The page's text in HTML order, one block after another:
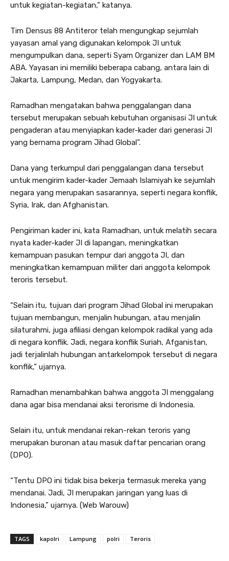
untuk kegiatan-kegiatan,” katanya.
Tim Densus 88 Antiteror telah mengungkap sejumlah
yayasan amal yang digunakan kelompok JI untuk
mengumpulkan dana, seperti Syam Organizer dan LAM BM
ABA. Yayasan ini memiliki beberapa cabang, antara lain di
Jakarta, Lampung, Medan, dan Yogyakarta.
Ramadhan mengatakan bahwa penggalangan dana
tersebut merupakan sebuah kebutuhan organisasi JI untuk
pengaderan atau menyiapkan kader-kader dari generasi JI
yang bernama program Jihad Global”.
Dana yang terkumpul dari penggalangan dana tersebut
untuk mengirim kader-kader Jemaah Islamiyah ke sejumlah
negara yang merupakan sasarannya, seperti negara konflik,
Syria, Irak, dan Afghanistan.
Pengiriman kader ini, kata Ramadhan, untuk melatih secara
nyata kader-kader JI di lapangan, meningkatkan
kemampuan pasukan tempur dari anggota JI, dan
meningkatkan kemampuan militer dari anggota kelompok
teroris tersebut.
“Selain itu, tujuan dari program Jihad Global ini merupakan
tujuan membangun, menjalin hubungan, atau menjalin
silaturahmi, juga afiliasi dengan kelompok radikal yang ada
di negara konflik. Jadi, negara konflik Suriah, Afganistan,
jadi terjalinlah hubungan antarkelompok tersebut di negara
konflik,” ujarnya.
Ramadhan menambahkan bahwa anggota JI menggalang
dana agar bisa mendanai aksi terorisme di Indonesia.
Selain itu, untuk mendanai rekan-rekan teroris yang
merupakan buronan atau masuk daftar pencarian orang
(DPO).
“Tentu DPO ini tidak bisa bekerja termasuk mereka yang
mendanai. Jadi, JI merupakan jaringan yang luas di
Indonesia,” ujarnya. (Web Warouw)
TAGS kapolri Lampung polri Teroris